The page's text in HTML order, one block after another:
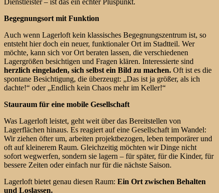
Begegnungsort mit Funktion
Auch wenn Lagerloft kein klassisches Begegnungszentrum ist, so
entsteht hier doch ein neuer, funktionaler Ort im Stadtteil. Wer
möchte, kann sich vor Ort beraten lassen, die verschiedenen
Lagergrößen besichtigen und Fragen klären. Interessierte sind
herzlich eingeladen, sich selbst ein Bild zu machen. Oft ist es die
spontane Besichtigung, die überzeugt: „Das ist ja größer, als ich
dachte!“ oder „Endlich kein Chaos mehr im Keller!“
Stauraum für eine mobile Gesellschaft
Was Lagerloft leistet, geht weit über das Bereitstellen von
Lagerflächen hinaus. Es reagiert auf eine Gesellschaft im Wandel:
Wir ziehen öfter um, arbeiten projektbezogen, leben temporärer und
oft auf kleinerem Raum. Gleichzeitig möchten wir Dinge nicht
sofort wegwerfen, sondern sie lagern – für später, für die Kinder, für
bessere Zeiten oder einfach nur für die nächste Saison.
Lagerloft bietet genau diesen Raum: Ein Ort zwischen Behalten
und Loslassen.